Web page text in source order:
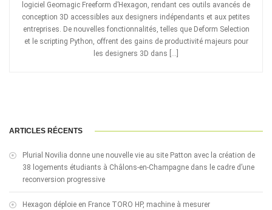
logiciel Geomagic Freeform d’Hexagon, rendant ces outils avancés de
conception 3D accessibles aux designers indépendants et aux petites
entreprises. De nouvelles fonctionnalités, telles que Deform Selection
et le scripting Python, offrent des gains de productivité majeurs pour
les designers 3D dans […]
ARTICLES RÉCENTS
Plurial Novilia donne une nouvelle vie au site Patton avec la création de
38 logements étudiants à Châlons-en-Champagne dans le cadre d’une
reconversion progressive
Hexagon déploie en France TORO HP, machine à mesurer